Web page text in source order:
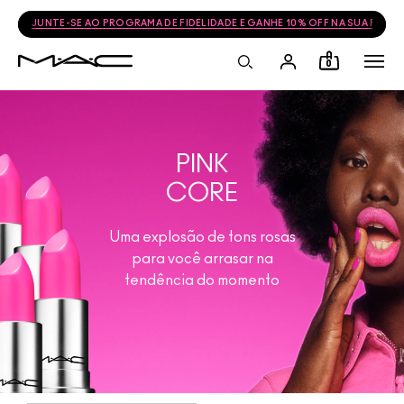
FRETE GRÁTIS NAS COMPRAS ACIMA DE R$399
0
PINK
CORE
Uma explosão de tons rosas
para você arrasar na
tendência do momento